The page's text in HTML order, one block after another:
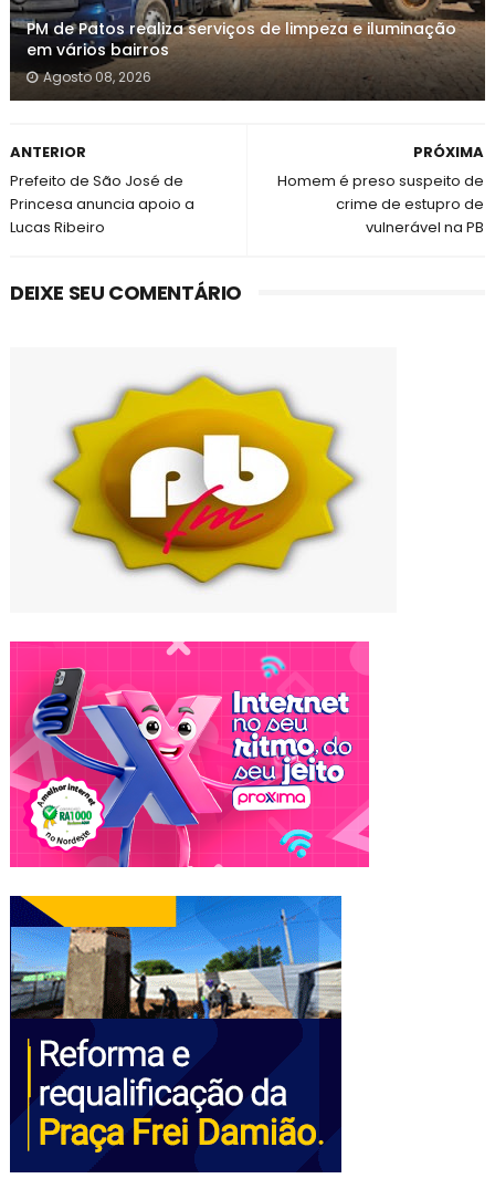
PM de Patos realiza serviços de limpeza e iluminação
em vários bairros
Agosto 08, 2026
PRÓXIMA
Homem é preso suspeito de
crime de estupro de
vulnerável na PB
ANTERIOR
Prefeito de São José de
Princesa anuncia apoio a
Lucas Ribeiro
DEIXE SEU COMENTÁRIO